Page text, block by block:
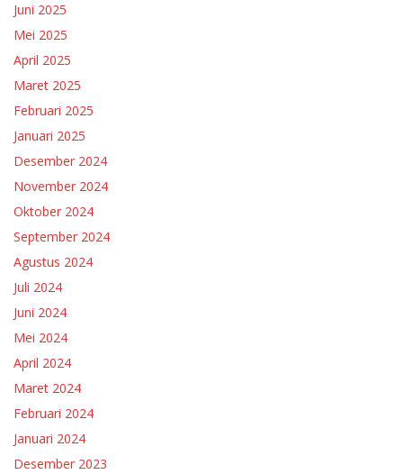
Juni 2025
Mei 2025
April 2025
Maret 2025
Februari 2025
Januari 2025
Desember 2024
November 2024
Oktober 2024
September 2024
Agustus 2024
Juli 2024
Juni 2024
Mei 2024
April 2024
Maret 2024
Februari 2024
Januari 2024
Desember 2023